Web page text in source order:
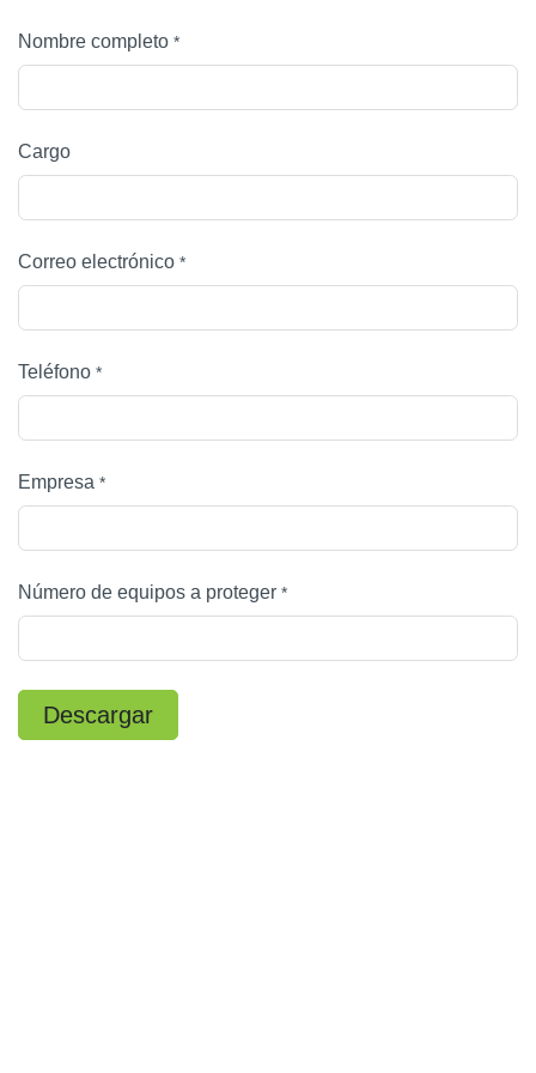
Nombre completo *
Cargo
Correo electrónico *
Teléfono *
Empresa *
Número de equipos a proteger *
Descargar